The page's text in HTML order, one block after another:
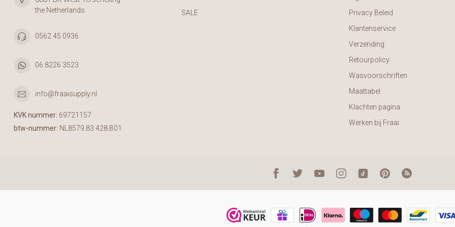
the Netherlands
0562 45 0936
06 8226 3523
info@fraaisupply.nl
KVK nummer: 69721157
btw-nummer: NL8579.83.428.B01
SALE
Privacy Beleid
Klantenservice
Verzending
Retourpolicy
Wasvoorschriften
Maattabel
Klachten pagina
Werken bij Fraai